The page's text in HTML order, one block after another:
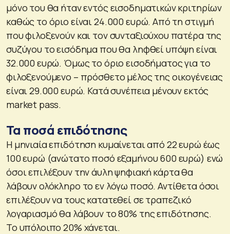
μόνο του θα ήταν εντός εισοδηματικών κριτηρίων
καθώς το όριο είναι 24.000 ευρώ. Από τη στιγμή
που φιλοξενούν και τον συνταξιούχου πατέρα της
συζύγου το εισόδημα που θα ληφθεί υπόψη είναι
32.000 ευρώ. Όμως το όριο εισοδήματος για το
φιλοξενούμενο – πρόσθετο μέλος της οικογένειας
είναι 29.000 ευρώ. Κατά συνέπεια μένουν εκτός
market pass.
Τα ποσά επιδότησης
H μηνιαία επιδότηση κυμαίνεται από 22 ευρώ έως
100 ευρώ (ανώτατο ποσό εξαμήνου 600 ευρώ) ενώ
όσοι επιλέξουν την άυλη ψηφιακή κάρτα θα
λάβουν ολόκληρο το εν λόγω ποσό. Αντίθετα όσοι
επιλέξουν να τους κατατεθεί σε τραπεζικό
λογαριασμό θα λάβουν το 80% της επιδότησης.
Το υπόλοιπο 20% χάνεται.